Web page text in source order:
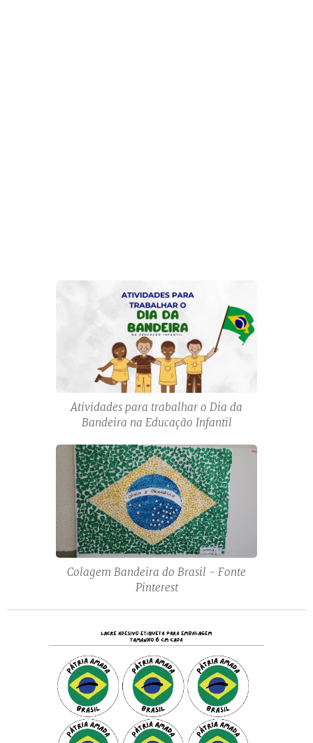
Atividades para trabalhar o Dia da
Bandeira na Educação Infantil
Colagem Bandeira do Brasil - Fonte
Pinterest